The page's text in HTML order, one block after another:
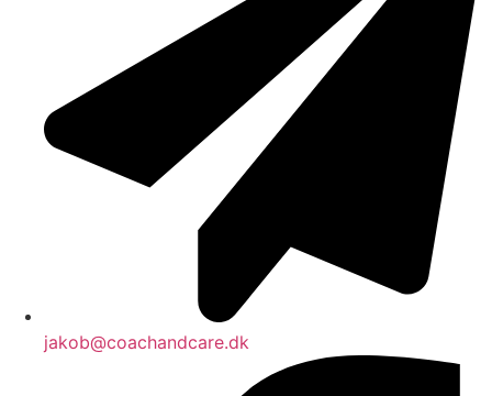
jakob@coachandcare.dk